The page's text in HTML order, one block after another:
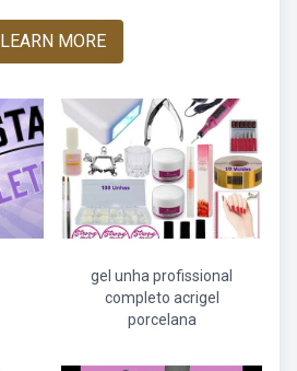
LEARN MORE
gel unha profissional
completo acrigel
porcelana